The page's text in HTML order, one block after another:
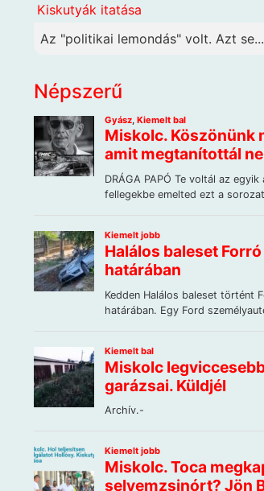
Kiskutyák itatása
Az "politikai lemondás" volt. Azt se...
Népszerű